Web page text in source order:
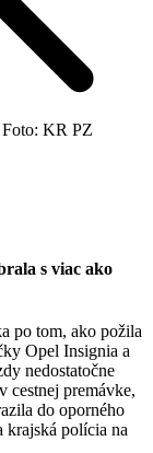
KR PZ
s viac ako
po tom, ako požila
Opel Insignia a
nedostatočne
cestnej premávke,
do oporného
krajská polícia na